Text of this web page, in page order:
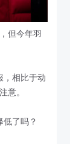
但今年羽
，相比于动
意。
低了吗？